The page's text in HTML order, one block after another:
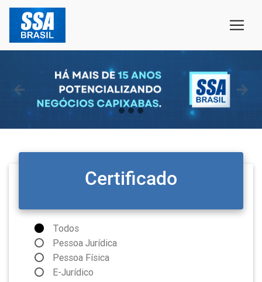
Certificado
Todos
Pessoa Jurídica
Pessoa Física
E-Jurídico